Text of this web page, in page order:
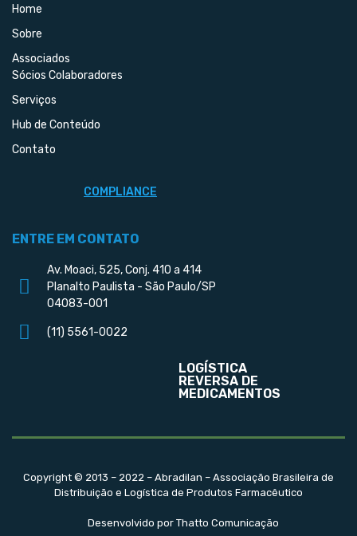
Home
Sobre
Associados
Sócios Colaboradores
Serviços
Hub de Conteúdo
Contato
COMPLIANCE
ENTRE EM CONTATO
Av. Moaci, 525, Conj. 410 a 414
Planalto Paulista - São Paulo/SP
04083-001
(11) 5561-0022
LOGÍSTICA
REVERSA DE
MEDICAMENTOS
Copyright © 2013 – 2022 – Abradilan – Associação Brasileira de
Distribuição e Logística de Produtos Farmacêutico
Desenvolvido por Thatto Comunicação